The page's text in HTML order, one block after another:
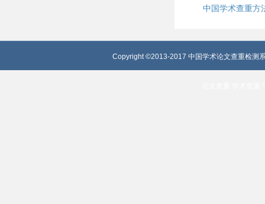
中国学术查重方
Copyright ©2013-2017 中国学术论文查重检